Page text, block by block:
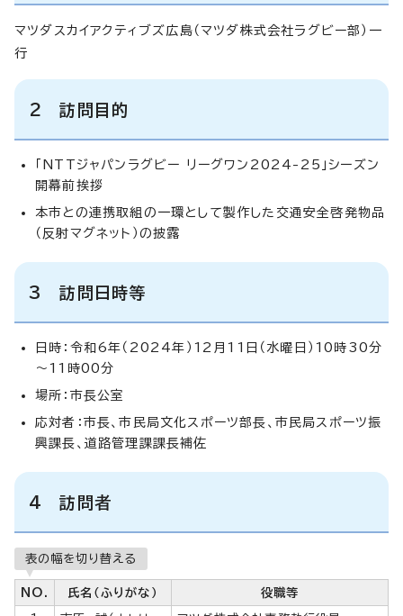
マツダスカイアクティブズ広島（マツダ株式会社ラグビー部）一
行
2 訪問目的
「NTTジャパンラグビー リーグワン2024-25」シーズン
開幕前挨拶
本市との連携取組の一環として製作した交通安全啓発物品
（反射マグネット）の披露
3 訪問日時等
日時：令和6年（2024年）12月11日（水曜日）10時30分
～11時00分
場所：市長公室
応対者：市長、市民局文化スポーツ部長、市民局スポーツ振
興課長、道路管理課課長補佐
4 訪問者
表の幅を切り替える
NO. 氏名（ふりがな） 役職等